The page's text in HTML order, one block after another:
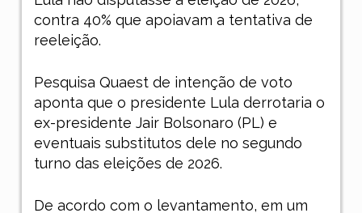
contra 40% que apoiavam a tentativa de
reeleição.
Pesquisa Quaest de intenção de voto
aponta que o presidente Lula derrotaria o
ex-presidente Jair Bolsonaro (PL) e
eventuais substitutos dele no segundo
turno das eleições de 2026.
De acordo com o levantamento, em um